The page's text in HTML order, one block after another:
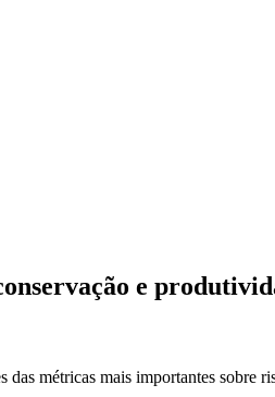
e
métricas mais importantes sobre